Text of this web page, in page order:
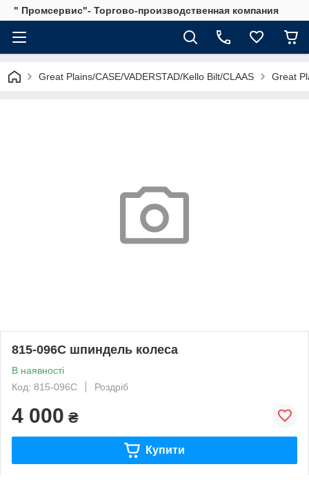
" Промсервис"- Торгово-производственная компания
Great Plains/CASE/VADERSTAD/Kello Bilt/CLAAS Great
815-096C шпиндель колеса
В наявності
Код: 815-096C
Роздріб
4 000 ₴
Купити